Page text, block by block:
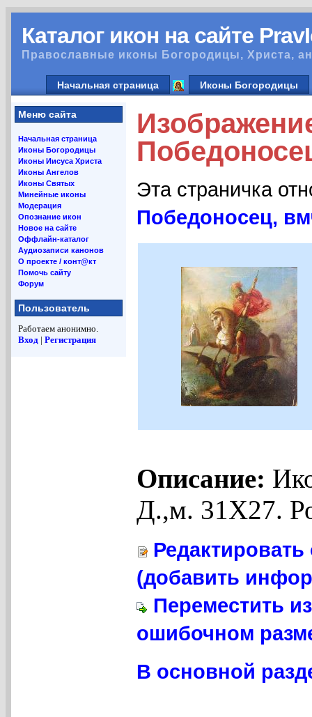
Каталог икон на сайте
Православные иконы Богородицы, Христа,
Начальная страница Иконы Богородицы
Меню сайта
Начальная страница
Иконы Богородицы
Иконы Иисуса Христа
Иконы Ангелов
Иконы Святых
Минейные иконы
Модерация
Опознание икон
Новое на сайте
Оффлайн-каталог
Аудиозаписи канонов
О проекте / конт@кт
Помочь сайту
Форум
Пользователь
Работаем анонимно.
Вход | Регистрация
Эта страничка
Победоносец,
Описание:
Д.,м. 31Х27.
(добавить
Переместить
ошибочном
В основной